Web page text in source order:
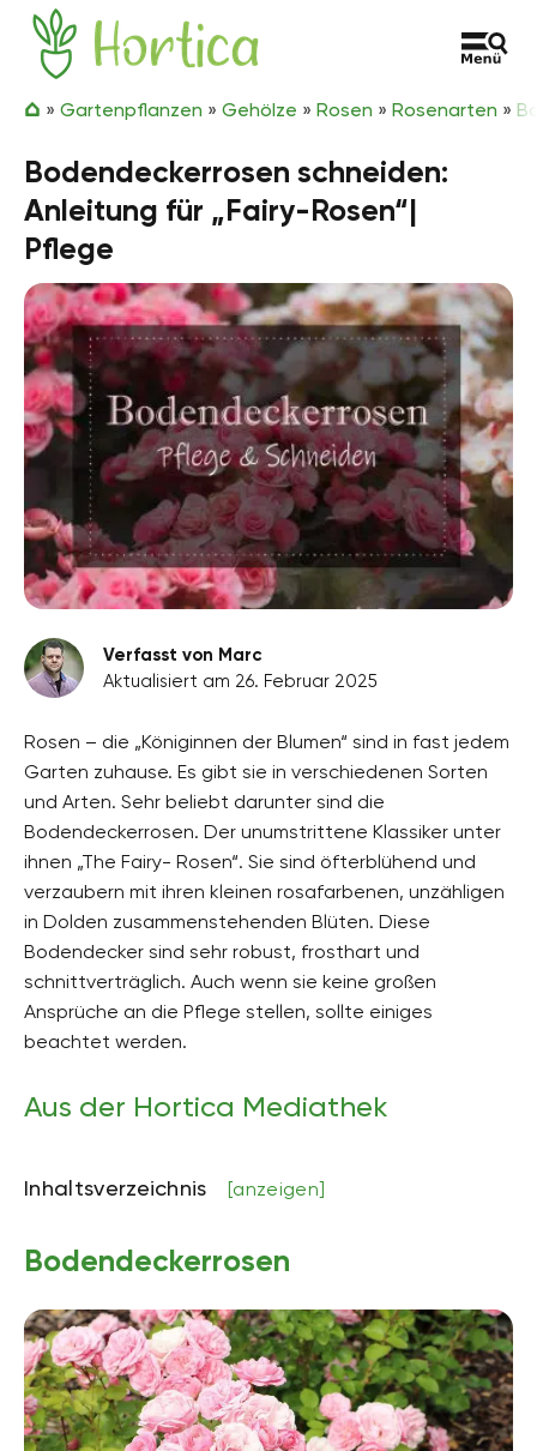
Zum Inhalt springen
Hortica
» Gartenpflanzen » Gehölze » Rosen » Rosenarten »
Bodendeckerrosen schneiden:
Anleitung für „Fairy-Rosen“|
Pflege
Verfasst von Marc
Aktualisiert am 26. Februar 2025
Rosen – die „Königinnen der Blumen“ sind in fast jedem
Garten zuhause. Es gibt sie in verschiedenen Sorten
und Arten. Sehr beliebt darunter sind die
Bodendeckerrosen. Der unumstrittene Klassiker unter
ihnen „The Fairy- Rosen“. Sie sind öfterblühend und
verzaubern mit ihren kleinen rosafarbenen, unzähligen
in Dolden zusammenstehenden Blüten. Diese
Bodendecker sind sehr robust, frosthart und
schnittverträglich. Auch wenn sie keine großen
Ansprüche an die Pflege stellen, sollte einiges
beachtet werden.
Aus der Hortica Mediathek
Inhaltsverzeichnis [anzeigen]
Bodendeckerrosen